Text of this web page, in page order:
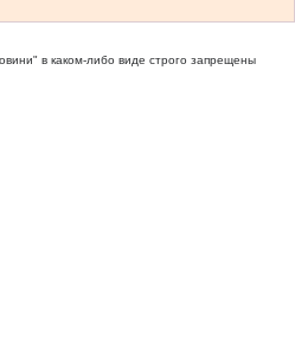
в каком-либо виде строго запрещены